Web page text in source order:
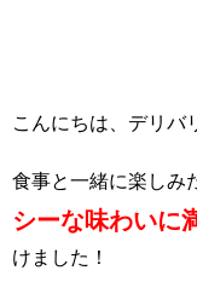
こんにちは、デリバ
食事と一緒に楽しみ
シーな味わいに
けました！